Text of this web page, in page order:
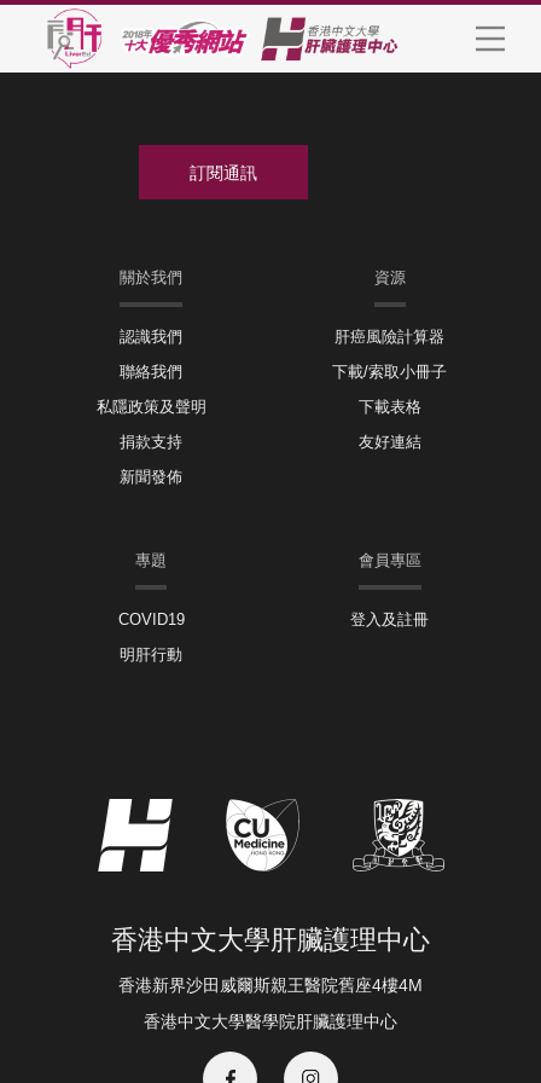
關於我們
認識我們
聯絡我們
私隱政策及聲明
捐款支持
新聞發佈
資源
肝癌風險計算器
下載/索取小冊子
下載表格
友好連結
專題
COVID19
明肝行動
會員專區
登入及註冊
香港中文大學肝臟護理中心
香港新界沙田威爾斯親王醫院舊座4樓4M
香港中文大學醫學院肝臟護理中心